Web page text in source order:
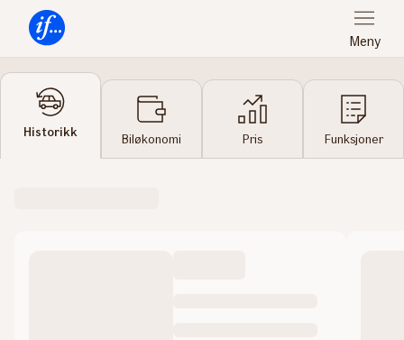
Meny
Historikk Biløkonomi Pris Funksjoner